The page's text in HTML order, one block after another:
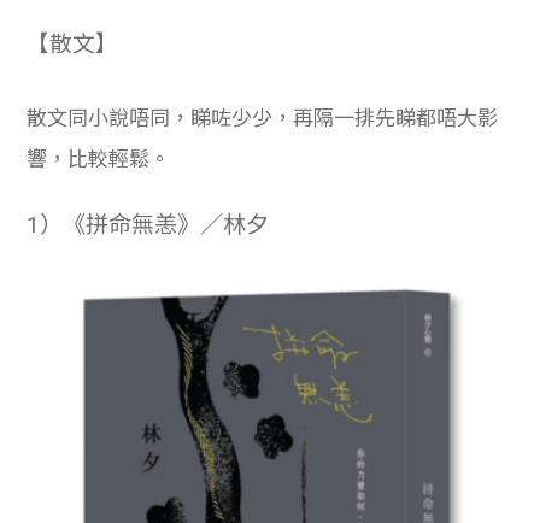
【散文】
散文同小說唔同，睇咗少少，再隔一排先睇都唔大影
響，比較輕鬆。
1）《拼命無恙》／林夕